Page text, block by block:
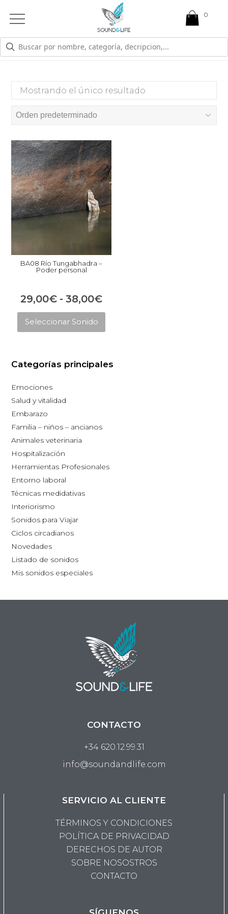
Open
Menu
VALORACIÓN
Mostrando el único resultado
BA08 Río Tungabhadra –
Poder personal
29,00€ - 38,00€Rango
de
precios:
29,00€
Seleccionar Sonido
Este
variantes.
página
Categorías principales
Emociones
Salud y vitalidad
Embarazo
Familia – niños – ancianos
Animales veterinaria
Hospitalización
Herramientas Profesionales
Entorno laboral
Técnicas medidativas
Interiorismo
Sonidos para Viajar
Ciclos circadianos
Novedades
Listado de sonidos
Mis sonidos especiales
CONTACTO
+34 620.12.99.31
info@soundandlife.com
SERVICIO AL CLIENTE
TÉRMINOS Y CONDICIONES
POLÍTICA DE PRIVACIDAD
DERECHOS DE AUTOR
SOBRE NOSOSTROS
CONTACTO
0